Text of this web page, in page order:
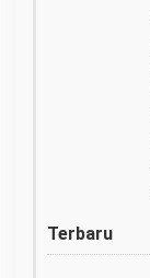
Terbaru